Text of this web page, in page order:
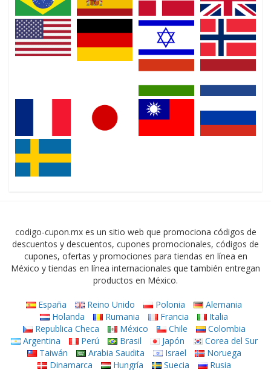
codigo-cupon.mx es un sitio web que promociona códigos de
descuentos y descuentos, cupones promocionales, códigos de
cupones, ofertas y promociones para tiendas en línea en
México y tiendas en línea internacionales que también entregan
productos en México.
España Reino Unido Polonia
Alemania
Holanda
Rumania Francia
Italia
Republica Checa
México Chile
Colombia
Argentina
Perú Brasil Japón
Corea del Sur
Taiwán
Arabia Saudita Israel
Noruega
Dinamarca
Hungría Suecia Rusia